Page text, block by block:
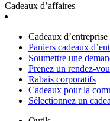
Cadeaux d’affaires
Cadeaux d’entreprise
Paniers cadeaux
Soumettre une
Prenez un rendez-
Rabais corporatifs
Cadeaux pour la
Sélectionnez un